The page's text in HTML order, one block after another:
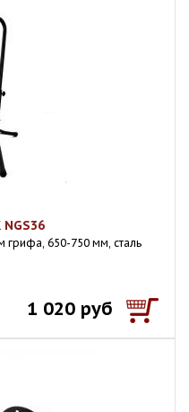
NGS36
грифа, 650-750 мм, сталь
1 020 руб